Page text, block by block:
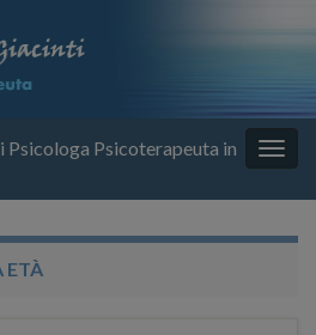
Psicologa Psicoterapeuta in
ETÀ